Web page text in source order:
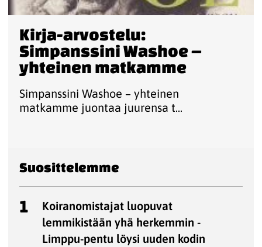
Kirja-arvostelu:
Simpanssini Washoe –
yhteinen matkamme
Simpanssini Washoe – yhteinen
matkamme juontaa juurensa t...
Suosittelemme
1
Koiranomistajat luopuvat
lemmikistään yhä herkemmin -
Limppu-pentu löysi uuden kodin